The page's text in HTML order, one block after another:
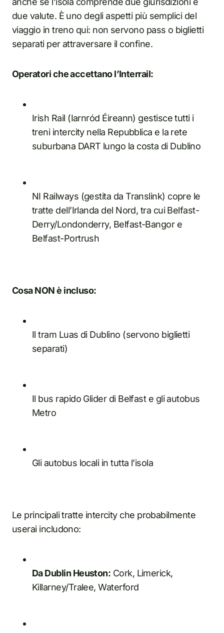
due valute. È uno degli aspetti più semplici del
viaggio in treno qui: non servono pass o biglietti
separati per attraversare il confine.
Operatori che accettano l’Interrail:
Irish Rail (Iarnród Éireann) gestisce tutti i
treni intercity nella Repubblica e la rete
suburbana DART lungo la costa di Dublino
NI Railways (gestita da Translink) copre le
tratte dell’Irlanda del Nord, tra cui Belfast-
Derry/Londonderry, Belfast-Bangor e
Belfast-Portrush
Cosa NON è incluso:
Il tram Luas di Dublino (servono biglietti
separati)
Il bus rapido Glider di Belfast e gli autobus
Metro
Gli autobus locali in tutta l’isola
Le principali tratte intercity che probabilmente
userai includono:
Da Dublin Heuston: Cork, Limerick,
Killarney/Tralee, Waterford